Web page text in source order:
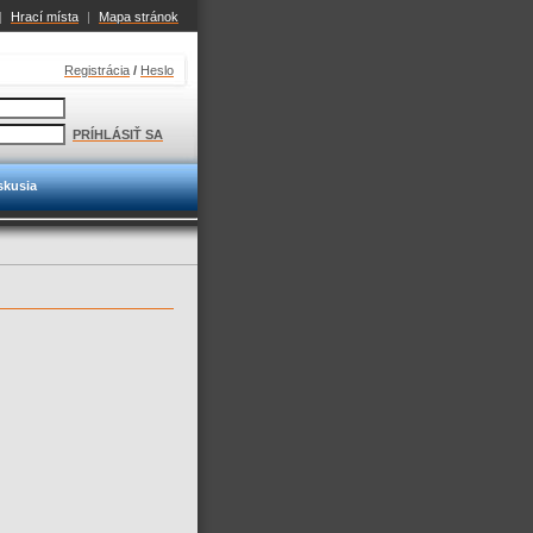
| Hrací místa | Mapa stránok
Registrácia / Heslo
PRÍHLÁSIŤ SA